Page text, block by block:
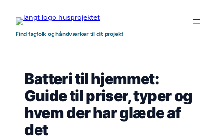
indhold
Find fagfolk og håndværker til dit projekt
Batteri til hjemmet:
Guide til priser, typer og
hvem der har glæde af
det